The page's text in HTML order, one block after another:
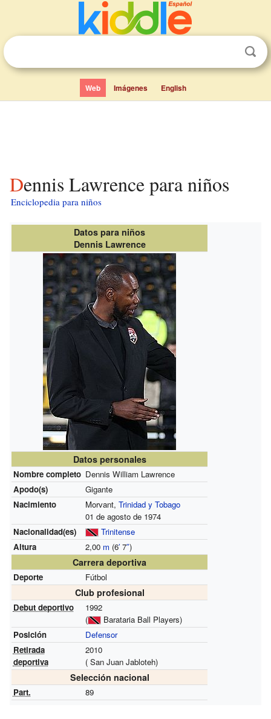
Web Imágenes English
Dennis Lawrence para niños
Enciclopedia para niños
Datos para niños
Dennis Lawrence
Datos personales
Nombre completo Dennis William Lawrence
Apodo(s)
Gigante
Nacimiento
Morvant, Trinidad y Tobago
01 de agosto de 1974
Nacionalidad(es)
Trinitense
Altura
2,00 m (6′7″)
Carrera deportiva
Deporte Fútbol
Club profesional
Debut deportivo
1992
(
Barataria Ball Players)
Posición
Defensor
Retirada
deportiva
2010
( San Juan Jabloteh)
Selección nacional
Part. 89